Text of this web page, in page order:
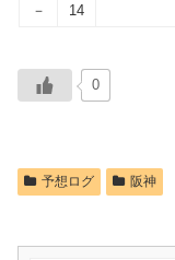
－
14
0
予想ログ 阪神